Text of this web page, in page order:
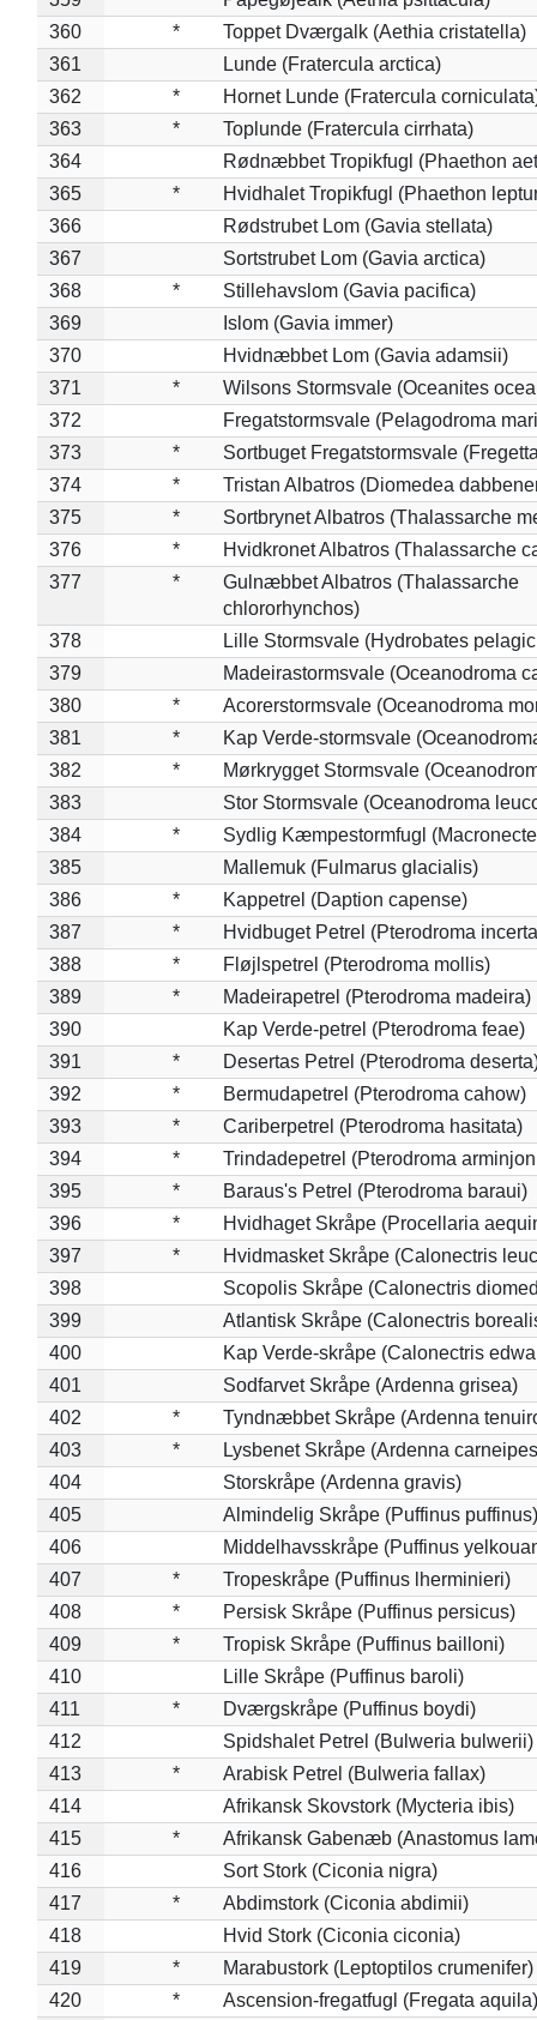
360
*
Toppet Dværgalk (Aethia cristatella)
361
Lunde (Fratercula arctica)
362
*
Hornet Lunde (Fratercula
363
*
Toplunde (Fratercula cirrhata)
364
Rødnæbbet Tropikfugl (Phaethon
365
*
Hvidhalet Tropikfugl (Phaethon
366
Rødstrubet Lom (Gavia stellata)
367
Sortstrubet Lom (Gavia arctica)
368
*
Stillehavslom (Gavia pacifica)
369
Islom (Gavia immer)
370
Hvidnæbbet Lom (Gavia adamsii)
371
*
Wilsons Stormsvale (Oceanites
372
Fregatstormsvale (Pelagodroma
373
*
Sortbuget Fregatstormsvale
374
*
Tristan Albatros (Diomedea
375
*
Sortbrynet Albatros (Thalassarche
376
*
Hvidkronet Albatros (Thalassarche
377
*
Gulnæbbet Albatros (Thalassarche
chlororhynchos)
378
Lille Stormsvale (Hydrobates
379
Madeirastormsvale (Oceanodroma
380
*
Acorerstormsvale (Oceanodroma
381
*
Kap Verde-stormsvale
382
*
Mørkrygget Stormsvale
383
Stor Stormsvale (Oceanodroma
384
*
Sydlig Kæmpestormfugl
385
Mallemuk (Fulmarus glacialis)
386
*
Kappetrel (Daption capense)
387
*
Hvidbuget Petrel (Pterodroma
388
*
Fløjlspetrel (Pterodroma mollis)
389
*
Madeirapetrel (Pterodroma madeira)
390
Kap Verde-petrel (Pterodroma feae)
391
*
Desertas Petrel (Pterodroma
392
*
Bermudapetrel (Pterodroma cahow)
393
*
Cariberpetrel (Pterodroma hasitata)
394
*
Trindadepetrel (Pterodroma
395
*
Baraus's Petrel (Pterodroma baraui)
396
*
Hvidhaget Skråpe (Procellaria
397
*
Hvidmasket Skråpe (Calonectris
398
Scopolis Skråpe (Calonectris
399
Atlantisk Skråpe (Calonectris
400
Kap Verde-skråpe (Calonectris
401
Sodfarvet Skråpe (Ardenna grisea)
402
*
Tyndnæbbet Skråpe (Ardenna
403
*
Lysbenet Skråpe (Ardenna
404
Storskråpe (Ardenna gravis)
405
Almindelig Skråpe (Puffinus puffinus)
406
Middelhavsskråpe (Puffinus
407
*
Tropeskråpe (Puffinus lherminieri)
408
*
Persisk Skråpe (Puffinus persicus)
409
*
Tropisk Skråpe (Puffinus bailloni)
410
Lille Skråpe (Puffinus baroli)
411
*
Dværgskråpe (Puffinus boydi)
412
Spidshalet Petrel (Bulweria bulwerii)
413
*
Arabisk Petrel (Bulweria fallax)
414
Afrikansk Skovstork (Mycteria ibis)
415
*
Afrikansk Gabenæb (Anastomus
416
Sort Stork (Ciconia nigra)
417
*
Abdimstork (Ciconia abdimii)
418
Hvid Stork (Ciconia ciconia)
419
*
Marabustork (Leptoptilos crumenifer)
420
*
Ascension-fregatfugl (Fregata aquila)